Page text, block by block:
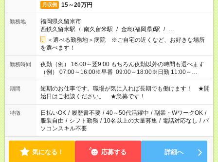
月収例 15～20万円
勤務地
福岡県久留米市
西鉄久留米駅 / 南久留米駅 / 金島(福岡県)駅 / …
＜選べる勤務地＞病院 ※ご自宅の近くなど、お好きな場所
を選べます！
勤務時間
夜勤（例） 16:00～翌9:00 もちろん夜勤以外の時間も選べます
（例） 07:00～16:00※早番 09:00～18:00※日勤 11:00～
20:00※遅番 ※時間は、固定・選べる施設もあるので、ご希望が
あれば調整できます！ ※シフト制。勤務地により実働時間が異
なります。★家庭の都合でお休みが必要な場合も遠慮なくご相談
ください。
期間
短期のお仕事です。職場が気に入れば長期でも働けます！ ★開
始日はご相談ください。 ★急募です！
特徴 日払いOK / 履歴書不要 / 40～50代活躍中 / 副業・WワークOK /
服装自由 / シフト勤務 / 10名以上の大量募集 / 電話対応なし / パ
ソコンスキル不要
気になる！ 応募する 詳細へ